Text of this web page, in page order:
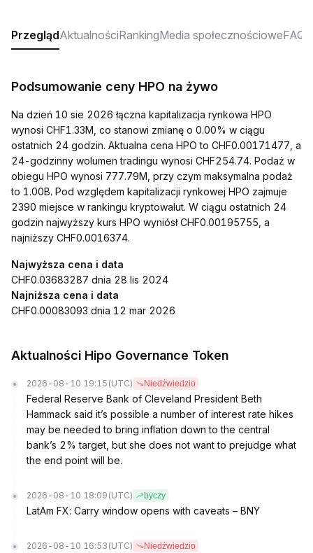
PrzeglądAktualnościRankingMedia społecznościoweFAQ
Podsumowanie ceny HPO na żywo
Na dzień 10 sie 2026 łączna kapitalizacja rynkowa HPO
wynosi CHF1.33M, co stanowi zmianę o 0.00% w ciągu
ostatnich 24 godzin. Aktualna cena HPO to CHF0.00171477, a
24-godzinny wolumen tradingu wynosi CHF254.74. Podaż w
obiegu HPO wynosi 777.79M, przy czym maksymalna podaż
to 1.00B. Pod względem kapitalizacji rynkowej HPO zajmuje
2390 miejsce w rankingu kryptowalut. W ciągu ostatnich 24
godzin najwyższy kurs HPO wyniósł CHF0.00195755, a
najniższy CHF0.0016374.
Najwyższa cena i data
CHF0.03683287 dnia 28 lis 2024
Najniższa cena i data
CHF0.00083093 dnia 12 mar 2026
Aktualności Hipo Governance Token
2026-08-10 19:15 (UTC) Niedźwiedzio
Federal Reserve Bank of Cleveland President Beth
Hammack said it’s possible a number of interest rate hikes
may be needed to bring inflation down to the central
bank’s 2% target, but she does not want to prejudge what
the end point will be.
2026-08-10 18:09 (UTC) byczy
LatAm FX: Carry window opens with caveats – BNY
2026-08-10 16:53 (UTC) Niedźwiedzio